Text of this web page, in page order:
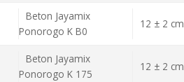
Beton Jayamix
Ponorogo K B0
12 ± 2 cm
Beton Jayamix
Ponorogo K 175
12 ± 2 cm